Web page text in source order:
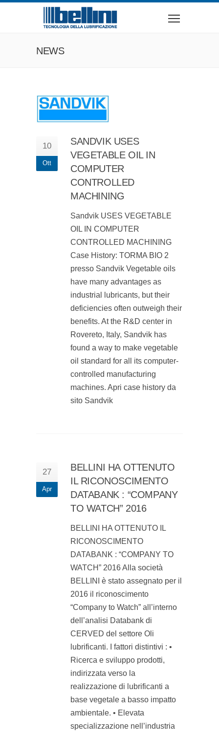
NEWS
10
Ott
SANDVIK USES
VEGETABLE OIL IN
COMPUTER
CONTROLLED
MACHINING
Sandvik USES VEGETABLE
OIL IN COMPUTER
CONTROLLED MACHINING
Case History: TORMA BIO 2
presso Sandvik Vegetable oils
have many advantages as
industrial lubricants, but their
deficiencies often outweigh their
benefits. At the R&D center in
Rovereto, Italy, Sandvik has
found a way to make vegetable
oil standard for all its computer-
controlled manufacturing
machines. Apri case history da
sito Sandvik
27
Apr
BELLINI HA OTTENUTO
IL RICONOSCIMENTO
DATABANK : “COMPANY
TO WATCH” 2016
BELLINI HA OTTENUTO IL
RICONOSCIMENTO
DATABANK : “COMPANY TO
WATCH” 2016 Alla società
BELLINI è stato assegnato per il
2016 il riconoscimento
“Company to Watch” all’interno
dell’analisi Databank di
CERVED del settore Oli
lubrificanti. I fattori distintivi : •
Ricerca e sviluppo prodotti,
indirizzata verso la
realizzazione di lubrificanti a
base vegetale a basso impatto
ambientale. • Elevata
specializzazione nell’industria